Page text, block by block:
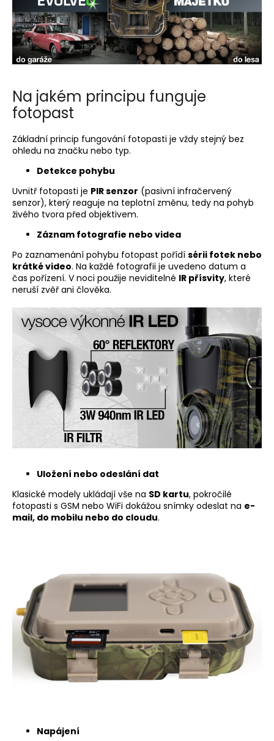
Na jakém principu funguje
fotopast
Základní princip fungování fotopasti je vždy stejný bez
ohledu na značku nebo typ.
Detekce pohybu
Uvnitř fotopasti je PIR senzor (pasivní infračervený
senzor), který reaguje na teplotní změnu, tedy na pohyb
živého tvora před objektivem.
Záznam fotografie nebo videa
Po zaznamenání pohybu fotopast pořídí sérii fotek nebo
krátké video. Na každé fotografii je uvedeno datum a
čas pořízení. V noci použije neviditelné IR přísvity, které
neruší zvěř ani člověka.
Uložení nebo odeslání dat
Klasické modely ukládají vše na SD kartu, pokročilé
fotopasti s GSM nebo WiFi dokážou snímky odeslat na e-
mail, do mobilu nebo do cloudu.
Napájení